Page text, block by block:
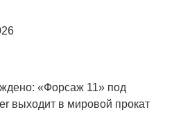
«Форсаж 11» под
выходит в мировой прокат